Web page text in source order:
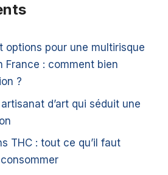
options pour une multirisque
France : comment bien
?
d’art qui séduit une
THC : tout ce qu’il faut